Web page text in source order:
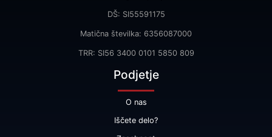
DŠ: SI55591175
Matična številka: 6356087000
TRR: SI56 3400 0101 5850 809
Podjetje
O nas
Iščete delo?